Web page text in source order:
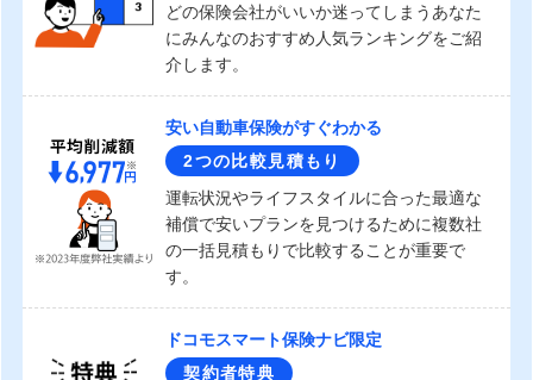
どの保険会社がいいか迷ってしまうあなた
にみんなのおすすめ人気ランキングをご紹
介します。
安い自動車保険がすぐわかる
2つの比較見積もり
運転状況やライフスタイルに合った最適な
補償で安いプランを見つけるために複数社
の一括見積もりで比較することが重要で
す。
ドコモスマート保険ナビ限定
契約者特典